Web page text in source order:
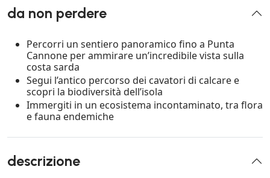
da non perdere
Percorri un sentiero panoramico fino a Punta
Cannone per ammirare un’incredibile vista sulla
costa sarda
Segui l’antico percorso dei cavatori di calcare e
scopri la biodiversità dell’isola
Immergiti in un ecosistema incontaminato, tra flora
e fauna endemiche
descrizione